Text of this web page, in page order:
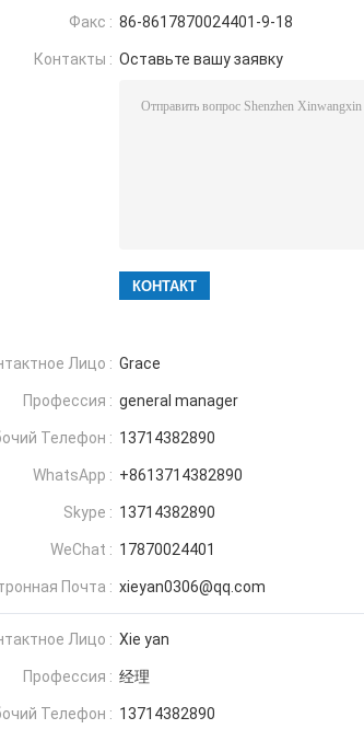
Факс : 86-8617870024401-9-18
Контакты : Оставьте вашу заявку
Лицо : Grace
Профессия : general manager
Телефон : 13714382890
WhatsApp : +8613714382890
Skype : 13714382890
WeChat : 17870024401
Почта : xieyan0306@qq.com
Лицо : Xie yan
Профессия : 经理
Телефон : 13714382890